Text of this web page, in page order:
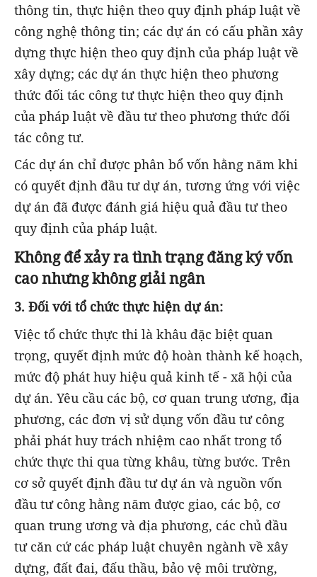
thông tin, thực hiện theo quy định pháp luật về
công nghệ thông tin; các dự án có cấu phần xây
dựng thực hiện theo quy định của pháp luật về
xây dựng; các dự án thực hiện theo phương
thức đối tác công tư thực hiện theo quy định
của pháp luật về đầu tư theo phương thức đối
tác công tư.
Các dự án chỉ được phân bổ vốn hằng năm khi
có quyết định đầu tư dự án, tương ứng với việc
dự án đã được đánh giá hiệu quả đầu tư theo
quy định của pháp luật.
Không để xảy ra tình trạng đăng ký vốn
cao nhưng không giải ngân
3. Đối với tổ chức thực hiện dự án:
Việc tổ chức thực thi là khâu đặc biệt quan
trọng, quyết định mức độ hoàn thành kế hoạch,
mức độ phát huy hiệu quả kinh tế - xã hội của
dự án. Yêu cầu các bộ, cơ quan trung ương, địa
phương, các đơn vị sử dụng vốn đầu tư công
phải phát huy trách nhiệm cao nhất trong tổ
chức thực thi qua từng khâu, từng bước. Trên
cơ sở quyết định đầu tư dự án và nguồn vốn
đầu tư công hằng năm được giao, các bộ, cơ
quan trung ương và địa phương, các chủ đầu
tư căn cứ các pháp luật chuyên ngành về xây
dựng, đất đai, đấu thầu, bảo vệ môi trường,